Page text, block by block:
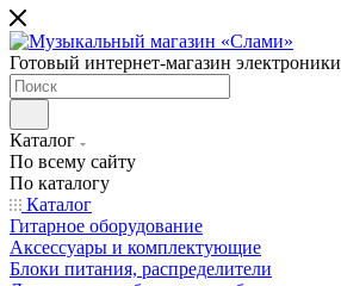
Готовый интернет-магазин электроники
Каталог
По всему сайту
По каталогу
Каталог
Гитарное оборудование
Аксессуары и комплектующие
Блоки питания, распределители